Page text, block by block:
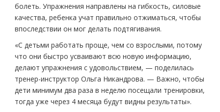
болеть. Упражнения направлены на гибкость, силовые
качества, ребенка учат правильно отжиматься, чтобы
впоследствии он мог делать подтягивания.
«С детьми работать проще, чем со взрослыми, потому
что они быстро усваивают всю новую информацию,
делают упражнения с удовольствием, — поделилась
тренер-инструктор Ольга Никандрова. — Важно, чтобы
дети минимум два раза в неделю посещали тренировки,
тогда уже через 4 месяца будут видны результаты».